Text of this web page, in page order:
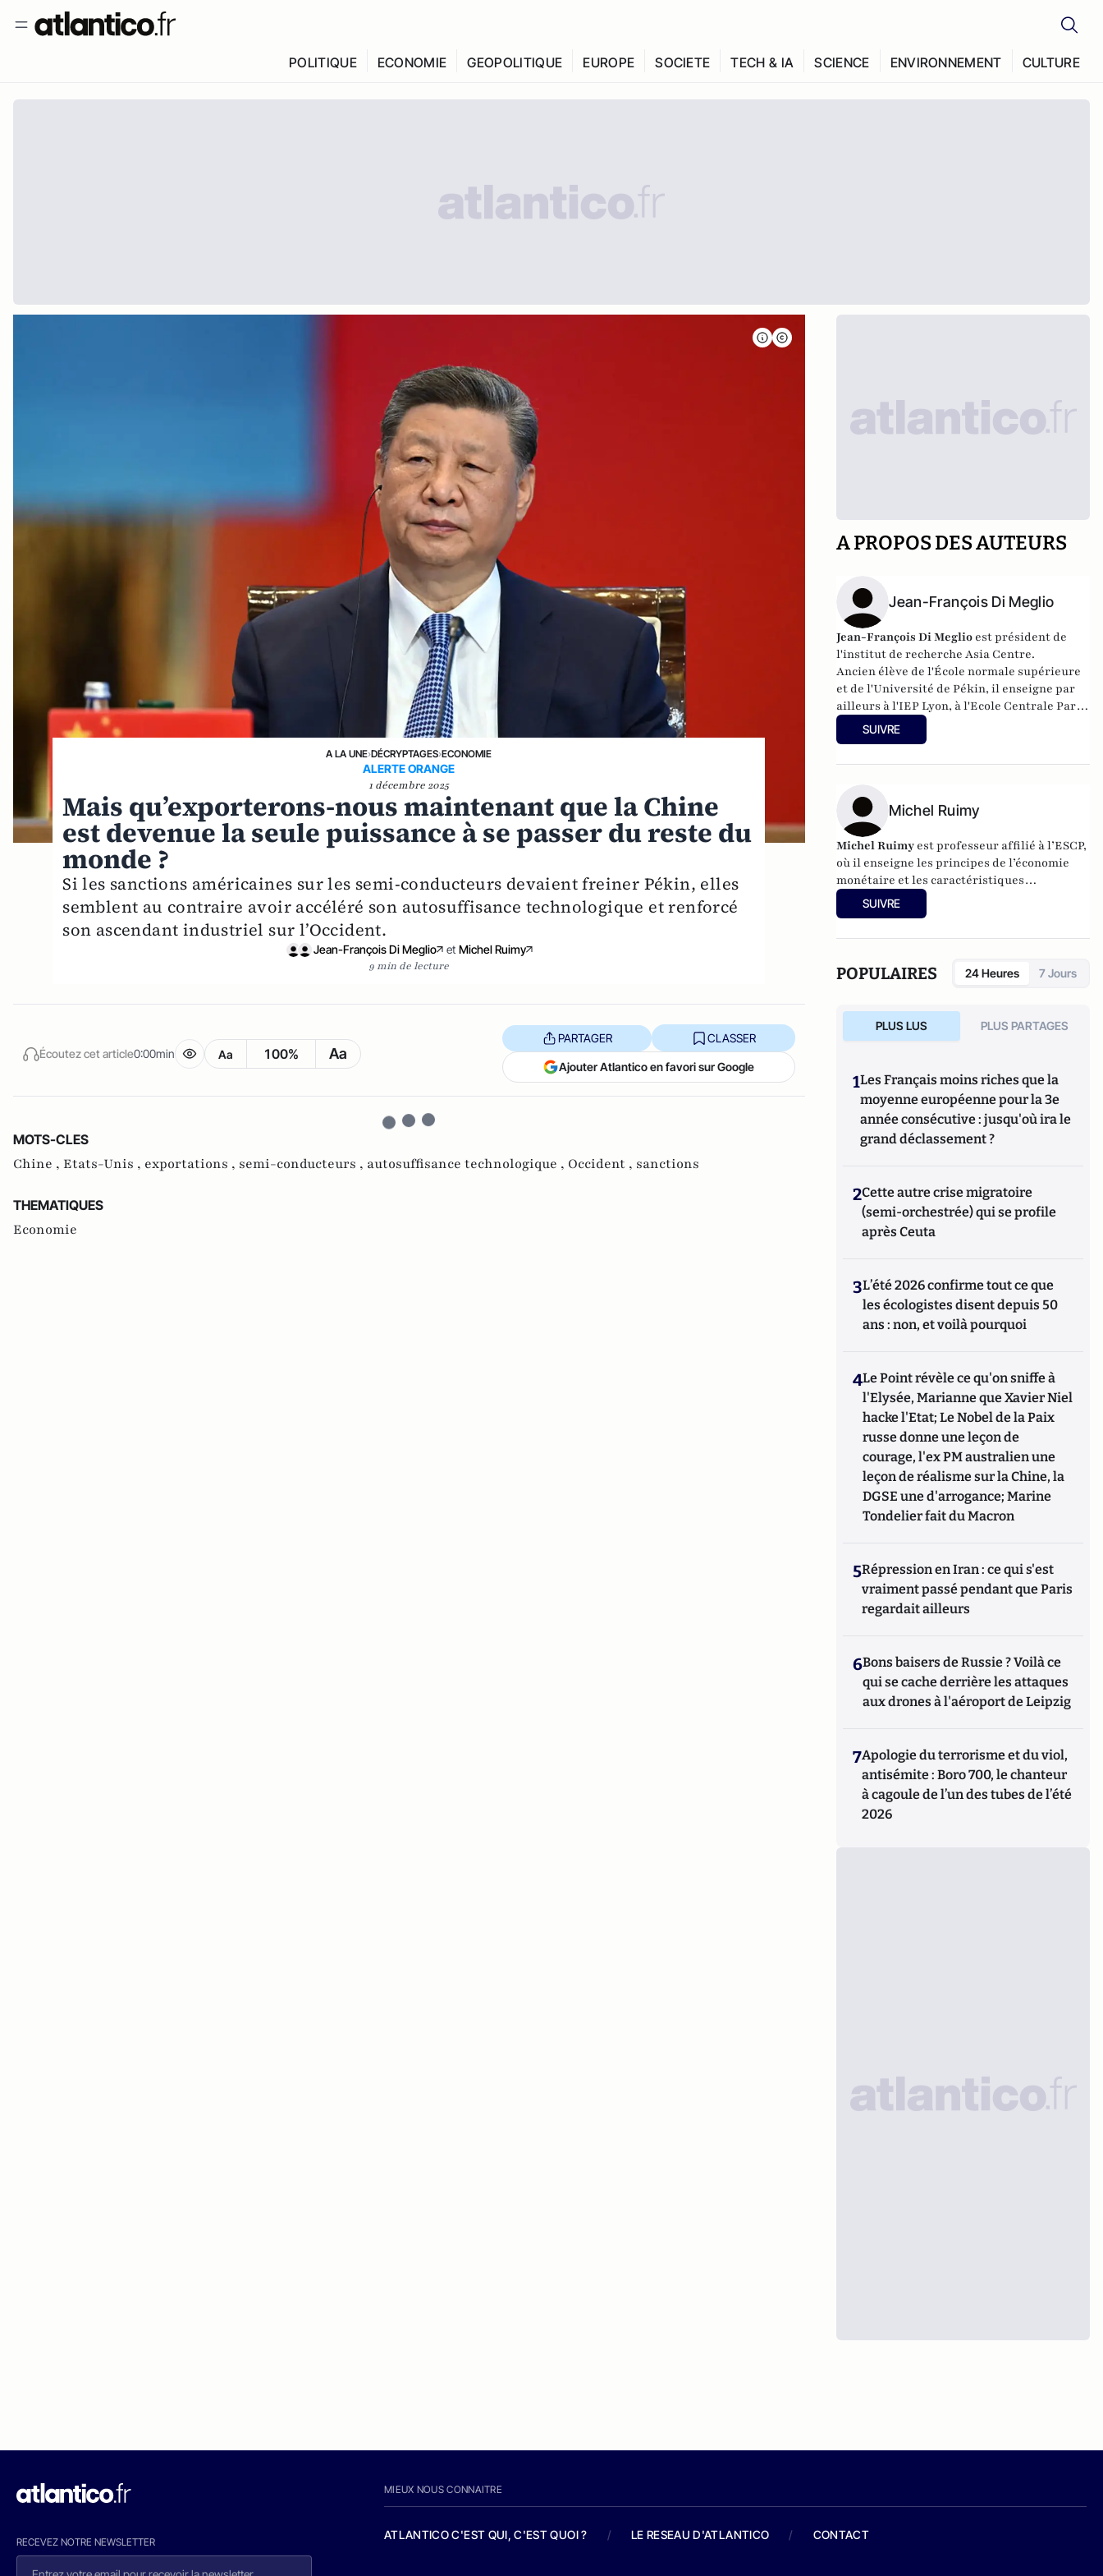
POLITIQUE ECONOMIE GEOPOLITIQUE EUROPE SOCIETE TECH & IA SCIENCE ENVIRONNEMENT CULTURE
A LA UNE›DÉCRYPTAGES›ECONOMIE
ALERTE ORANGE
1 décembre 2025
Mais qu’exporterons-nous maintenant que la Chine
est devenue la seule puissance à se passer du reste du
monde ?
Si les sanctions américaines sur les semi‑conducteurs devaient freiner Pékin, elles
semblent au contraire avoir accéléré son autosuffisance technologique et renforcé
son ascendant industriel sur l’Occident.
Jean-François Di Meglio et Michel Ruimy
9 min de lecture
Écoutez cet article0:00min Aa 100% Aa
PARTAGER CLASSER
Ajouter Atlantico en favori sur Google
MOTS-CLES
Chine , Etats-Unis , exportations , semi-conducteurs , autosuffisance technologique , Occident , sanctions
THEMATIQUES
Economie
A PROPOS DES AUTEURS
Jean-François Di Meglio
Jean-François Di Meglio estprésident de
l'institut de recherche Asia Centre.
Ancien élève de l'École normale supérieure
et de l'Université de Pékin, il enseigne par
ailleurs à l'IEP Lyon, à l'Ecole Centrale Paris,
à HEC ParisTech, à l'École des Mines Paris
Tech et à Lille I.
SUIVRE
Michel Ruimy
Michel Ruimy est professeur affilié à l’ESCP,
où il enseigne les principes de l’économie
monétaire et les caractéristiques
fondamentales des marchés de capitaux.
SUIVRE
POPULAIRES 24 Heures 7 Jours
PLUS LUS PLUS PARTAGES
1Les Français moins riches que la
moyenne européenne pour la 3e
année consécutive : jusqu'où ira le
grand déclassement ?
2Cette autre crise migratoire
(semi-orchestrée) qui se profile
après Ceuta
3L’été 2026 confirme tout ce que
les écologistes disent depuis 50
ans : non, et voilà pourquoi
4Le Point révèle ce qu'on sniffe à
l'Elysée, Marianne que Xavier Niel
hacke l'Etat; Le Nobel de la Paix
russe donne une leçon de
courage, l'ex PM australien une
leçon de réalisme sur la Chine, la
DGSE une d'arrogance; Marine
Tondelier fait du Macron
5Répression en Iran : ce qui s'est
vraiment passé pendant que Paris
regardait ailleurs
6Bons baisers de Russie ? Voilà ce
qui se cache derrière les attaques
aux drones à l'aéroport de Leipzig
7Apologie du terrorisme et du viol,
antisémite : Boro 700, le chanteur
à cagoule de l’un des tubes de l’été
2026
RECEVEZ NOTRE NEWSLETTER
MIEUX NOUS CONNAITRE
ATLANTICO C'EST QUI, C'EST QUOI ? / LE RESEAU D'ATLANTICO / CONTACT